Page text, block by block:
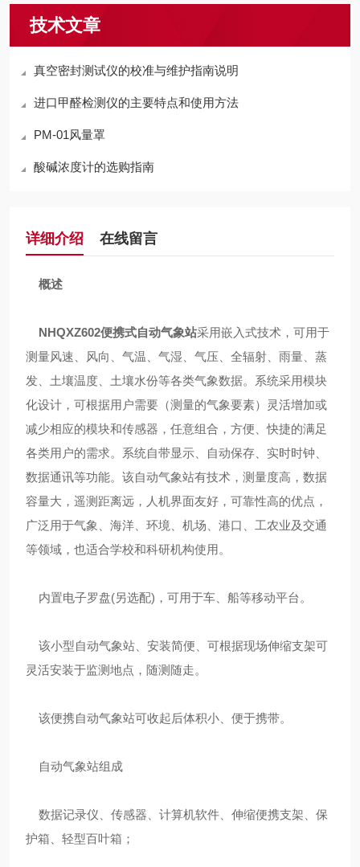
技术文章
真空密封测试仪的校准与维护指南说明
进口甲醛检测仪的主要特点和使用方法
PM-01风量罩
酸碱浓度计的选购指南
详细介绍 在线留言
概述
NHQXZ602便携式自动气象站采用嵌入式技术，可用于
测量风速、风向、气温、气湿、气压、全辐射、雨量、蒸
发、土壤温度、土壤水份等各类气象数据。系统采用模块
化设计，可根据用户需要（测量的气象要素）灵活增加或
减少相应的模块和传感器，任意组合，方便、快捷的满足
各类用户的需求。系统自带显示、自动保存、实时时钟、
数据通讯等功能。该自动气象站有技术，测量度高，数据
容量大，遥测距离远，人机界面友好，可靠性高的优点，
广泛用于气象、海洋、环境、机场、港口、工农业及交通
等领域，也适合学校和科研机构使用。
内置电子罗盘(另选配)，可用于车、船等移动平台。
该小型自动气象站、安装简便、可根据现场伸缩支架可
灵活安装于监测地点，随测随走。
该便携自动气象站可收起后体积小、便于携带。
自动气象站组成
数据记录仪、传感器、计算机软件、伸缩便携支架、保
护箱、轻型百叶箱；